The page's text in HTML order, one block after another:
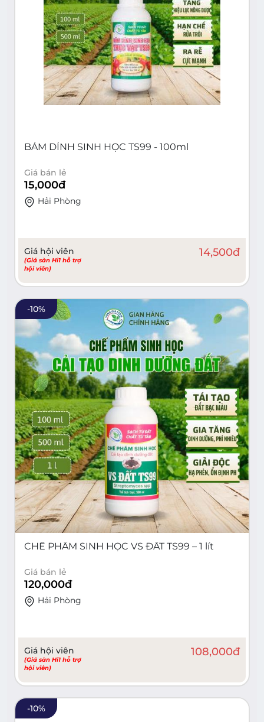
BÁM DÍNH SINH HỌC TS99 - 100ml
Giá bán lẻ
15,000đ
Hải Phòng
Giá hội viên
(Giá sàn Hi1 hỗ trợ
hội viên)
14,500đ
-10%
CHẾ PHẨM SINH HỌC VS ĐẤT TS99 – 1 lít
Giá bán lẻ
120,000đ
Hải Phòng
Giá hội viên
(Giá sàn Hi1 hỗ trợ
hội viên)
108,000đ
-10%